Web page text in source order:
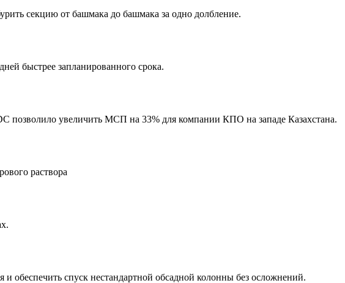
секцию от башмака до башмака за одно долбление.
быстрее запланированного срока.
позволило увеличить МСП на 33% для компании КПО на западе Казахстана.
раствора
обеспечить спуск нестандартной обсадной колонны без осложнений.